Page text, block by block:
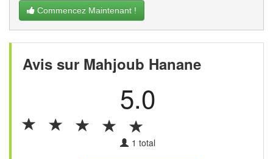
Commencez Maintenant !
Avis sur Mahjoub Hanane
5.0
1 total